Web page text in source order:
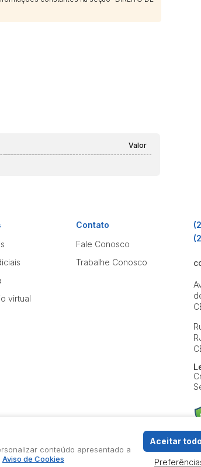
Valor
virtual
Contato
Fale Conosco
Trabalhe Conosco
Aviso de Cookies Termos de Uso
conteúdo apresentado a
Aviso de Cookies
Aceitar